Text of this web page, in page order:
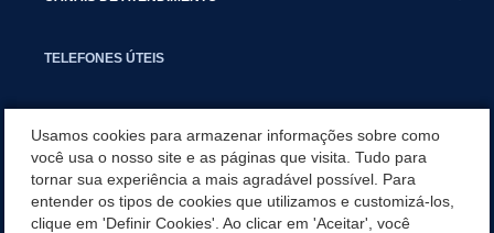
TELEFONES ÚTEIS
NOTÍCIAS
Usamos cookies para armazenar informações sobre como
você usa o nosso site e as páginas que visita. Tudo para
tornar sua experiência a mais agradável possível. Para
entender os tipos de cookies que utilizamos e customizá-los,
clique em 'Definir Cookies'. Ao clicar em 'Aceitar', você